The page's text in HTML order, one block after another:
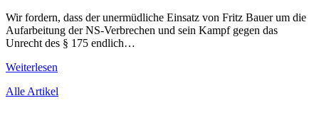
Wir fordern, dass der unermüdliche Einsatz von Fritz Bauer um die
Aufarbeitung der NS-Verbrechen und sein Kampf gegen das
Unrecht des § 175 endlich…
Weiterlesen
Alle Artikel